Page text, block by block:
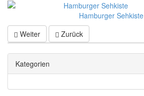
Hamburger Sehkiste
Weiter
Zurück
Kategorien